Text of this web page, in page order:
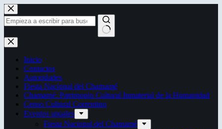
Saltar
al
contenido
Sin
resultados
Inicio
Contactos
Autoridades
Fiesta Nacional del Chamamé
Chamamé: Patrimonio Cultural Inmaterial de la Humanidad
Censo Cultural Correntino
Eventos anuales
Fiesta Nacional del Chamamé